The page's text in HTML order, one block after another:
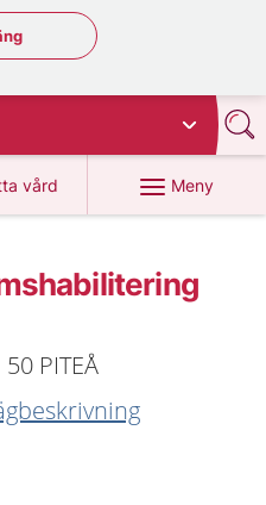
regionsväljaren
vård
1177.se
Meny
PITEÅ